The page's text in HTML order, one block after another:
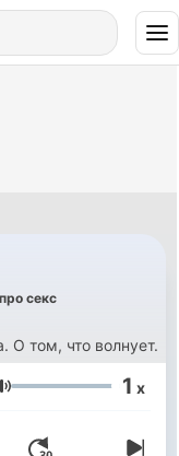
секс
О том, что волнует.
Volumen 1 x